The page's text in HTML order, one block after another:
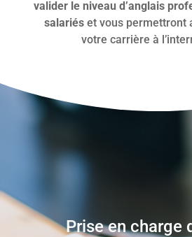
valider le niveau d’anglais
salariés et vous permettront
votre carrière à
Prise en charge